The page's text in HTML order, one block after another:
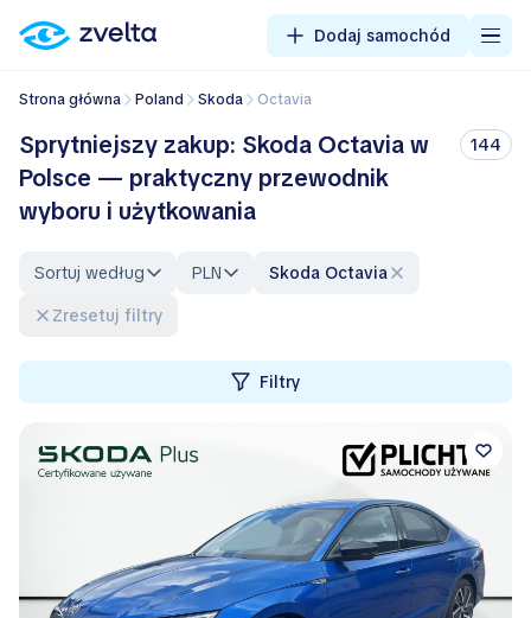
Dodaj samochód
Strona główna Poland Skoda Octavia
Sprytniejszy zakup: Skoda Octavia w
Polsce — praktyczny przewodnik
wyboru i użytkowania
144
Sortuj według PLN
Skoda Octavia
Zresetuj filtry
Filtry